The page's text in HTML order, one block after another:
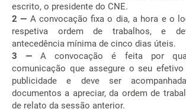
escrito, o presidente do CNE.
2 — A convocação fixa o dia, a hora e o
respetiva ordem de trabalhos, e
antecedência mínima de cinco dias úteis.
3 — A convocação é feita por
comunicação que assegure o seu
publicidade e deve ser
documentos a apreciar, da ordem de
de relato da sessão anterior.